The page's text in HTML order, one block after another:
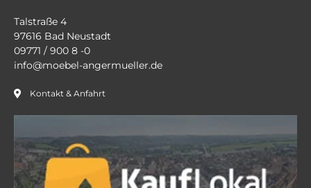
Talstraße 4
97616 Bad Neustadt
09771 / 900 8 -0
info@moebel-angermueller.de
Kontakt & Anfahrt